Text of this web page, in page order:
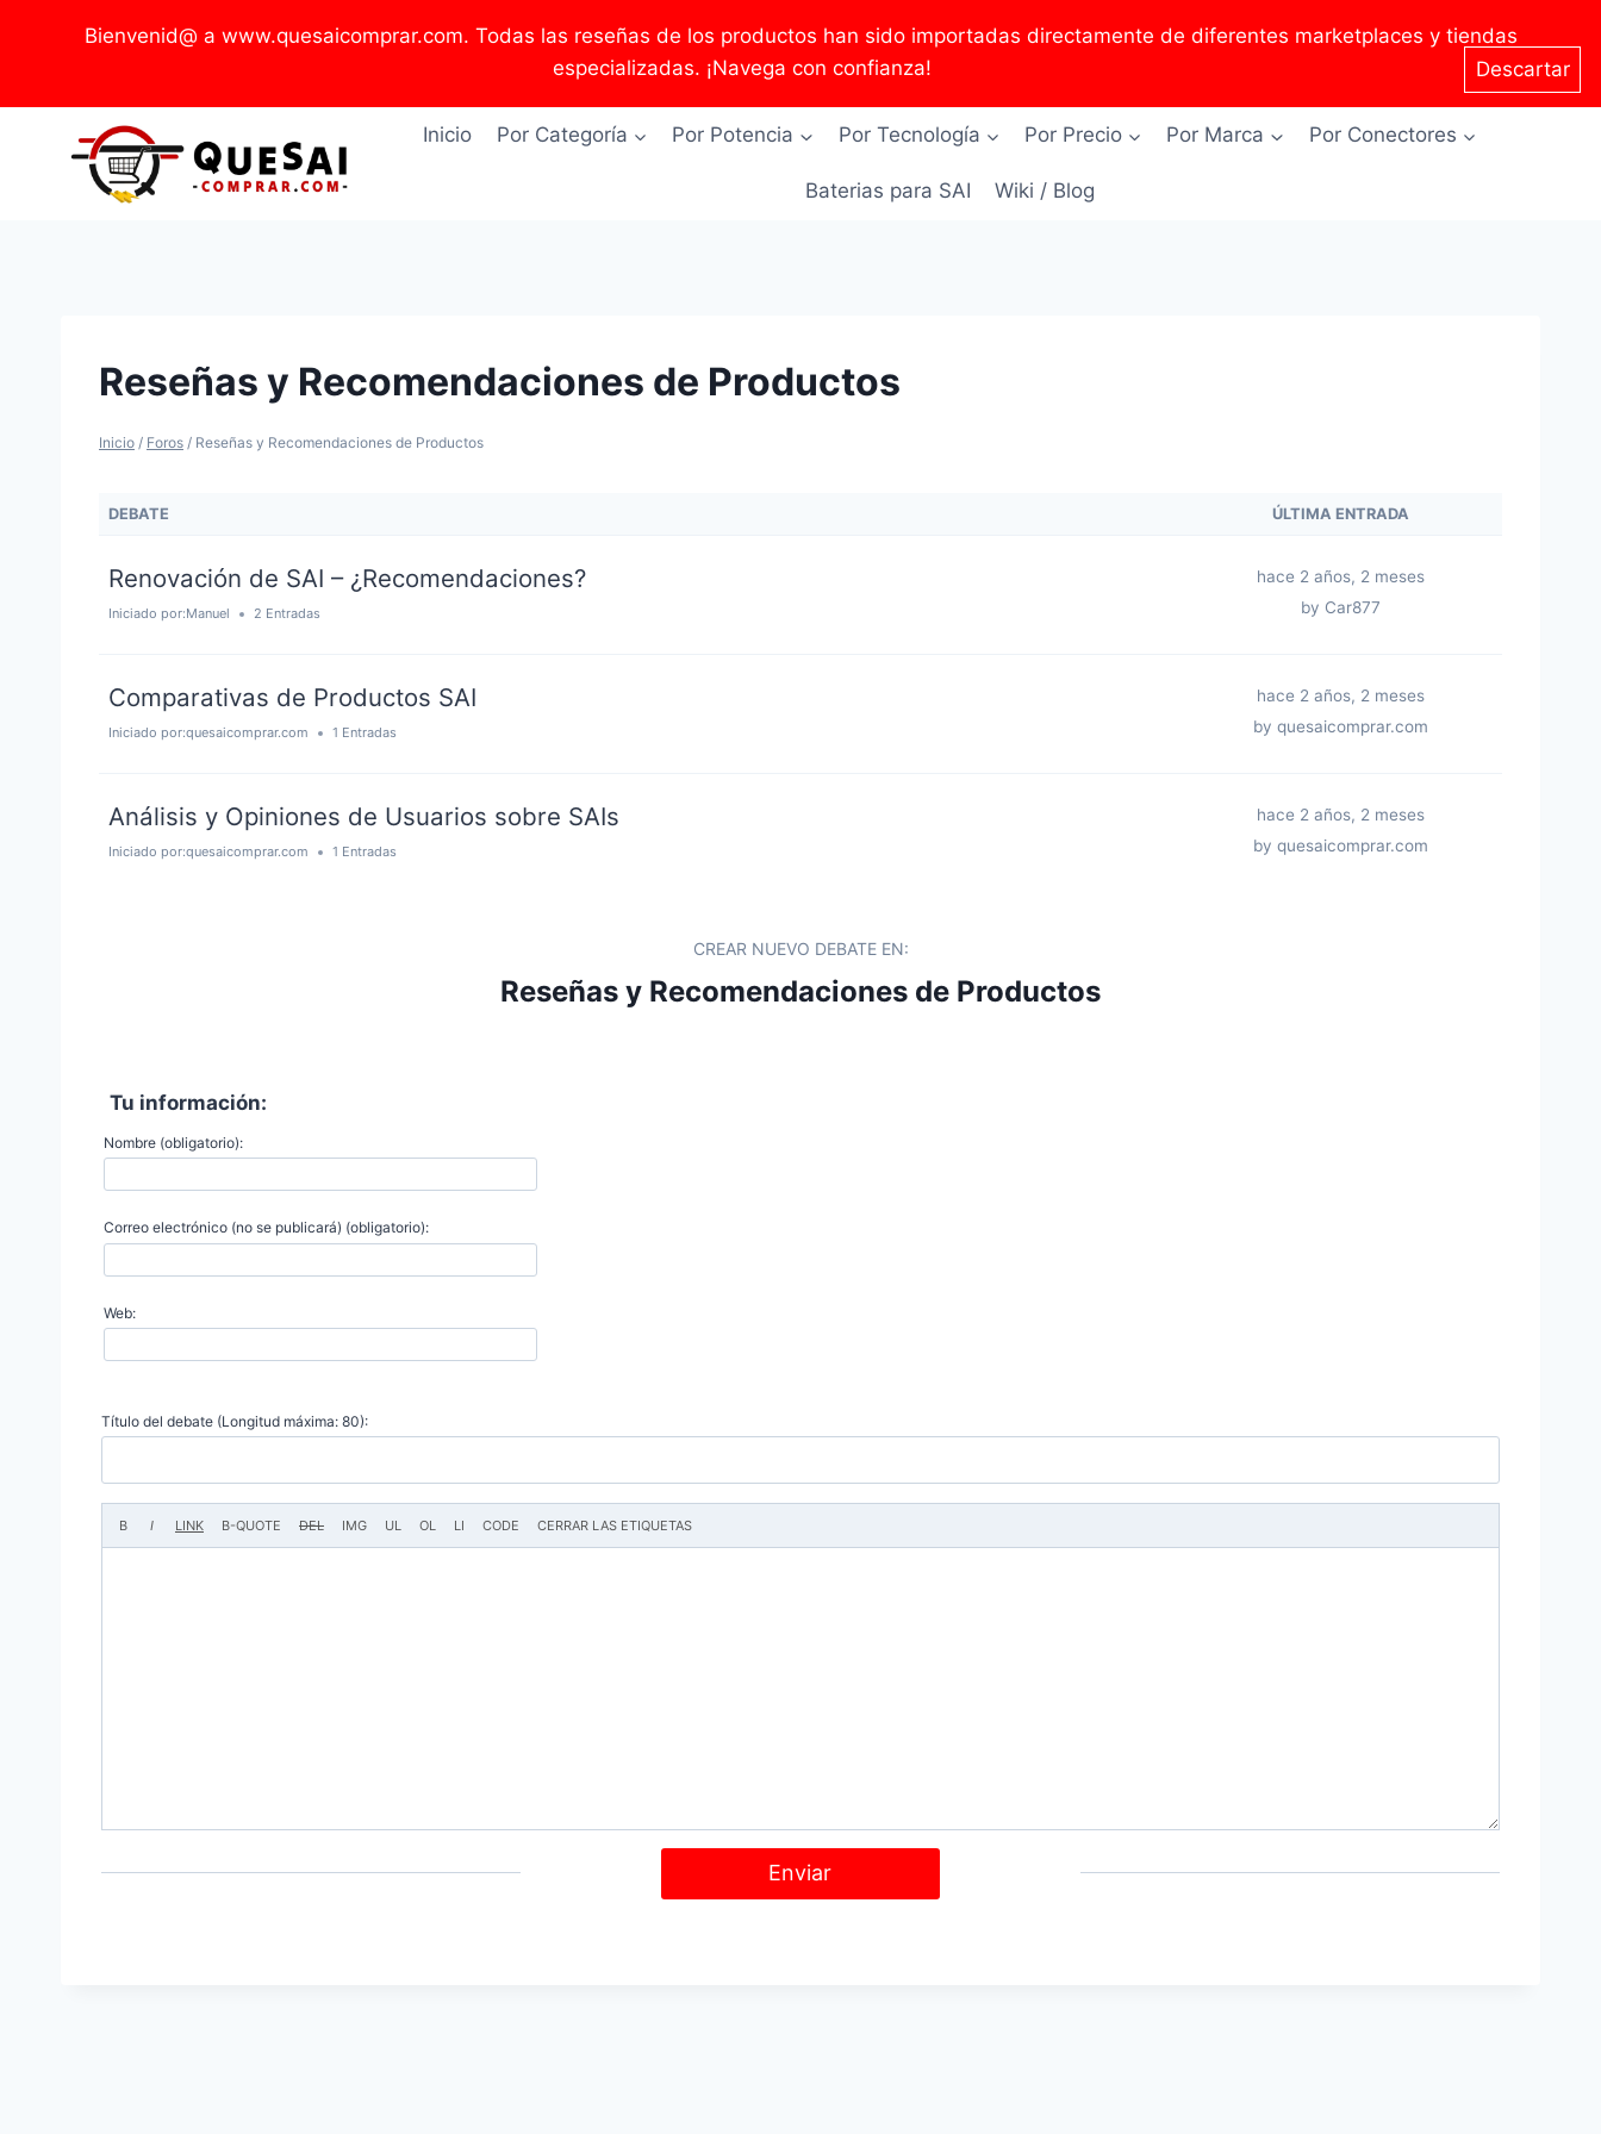
Bienvenid@ a www.quesaicomprar.com. Todas las reseñas de los productos han sido importadas directamente de diferentes marketplaces y tiendas
especializadas. ¡Navega con confianza!
Descartar
Inicio Por Categoría Por Potencia Por Tecnología Por Precio Por Marca Por Conectores
Baterias para SAI Wiki / Blog
Reseñas y Recomendaciones de Productos
Inicio / Foros / Reseñas y Recomendaciones de Productos
DEBATE ÚLTIMA ENTRADA
Renovación de SAI – ¿Recomendaciones?
Iniciado por:Manuel 2 Entradas
hace 2 años, 2 meses
by Car877
Comparativas de Productos SAI
Iniciado por:quesaicomprar.com 1 Entradas
hace 2 años, 2 meses
by quesaicomprar.com
Análisis y Opiniones de Usuarios sobre SAIs
Iniciado por:quesaicomprar.com 1 Entradas
hace 2 años, 2 meses
by quesaicomprar.com
CREAR NUEVO DEBATE EN:
Reseñas y Recomendaciones de Productos
Tu información:
Nombre (obligatorio):
Correo electrónico (no se publicará) (obligatorio):
Web:
Título del debate (Longitud máxima: 80):
Enviar